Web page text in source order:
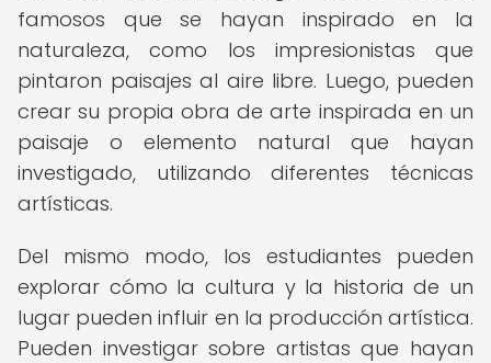
famosos que se hayan inspirado en la
naturaleza, como los impresionistas que
pintaron paisajes al aire libre. Luego, pueden
crear su propia obra de arte inspirada en un
paisaje o elemento natural que hayan
investigado, utilizando diferentes técnicas
artísticas.
Del mismo modo, los estudiantes pueden
explorar cómo la cultura y la historia de un
lugar pueden influir en la producción artística.
Pueden investigar sobre artistas que hayan